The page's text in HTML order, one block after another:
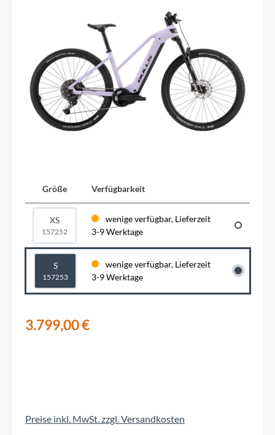
Größe Verfügbarkeit
XS
157252
wenige verfügbar, Lieferzeit
3-9 Werktage
S
157253
wenige verfügbar, Lieferzeit
3-9 Werktage
3.799,00 €
Preise inkl. MwSt. zzgl. Versandkosten